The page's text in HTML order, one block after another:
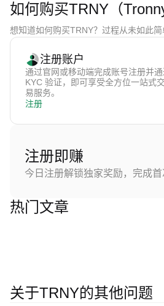
如何购买TRNY（
想知道如何购买TRNY？过程从未如此
注册账户
通过官网或移动端完成账号注册并通
KYC 验证，即可享受全方位一站式交
易服务。
注册
注册即赚
今日注册解锁独家奖励，完成
热门文章
关于TRNY的其他问题